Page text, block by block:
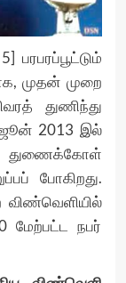
பரபரப்பூட்டும்
முதன் முறை
துணிந்து
2013 இல்
துணைக்கோள்
போகிறது.
மேற்பட்ட நபர்